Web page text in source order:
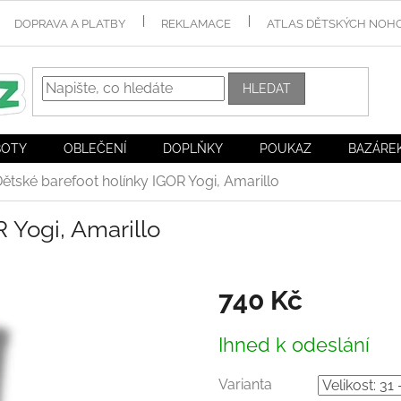
DOPRAVA A PLATBY REKLAMACE ATLAS DĚTSKÝCH
HLEDAT
OBLEČENÍ DOPLŇKY POUKAZ
barefoot holínky IGOR Yogi, Amarillo
Yogi, Amarillo
740 Kč
cena:
Ihned k odeslání
Varianta